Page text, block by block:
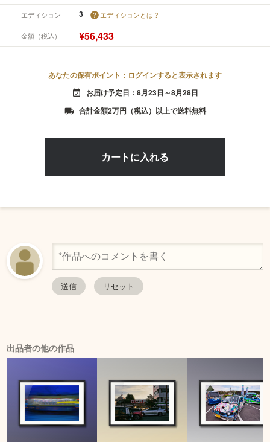
エディション 3 エディションとは？
金額（税込） ¥56,433
あなたの保有ポイント：ログインすると表示されます
event_available お届け予定日：8月23日～8月28日
local_shipping 合計金額2万円（税込）以上で送料無料
出品者の他の作品